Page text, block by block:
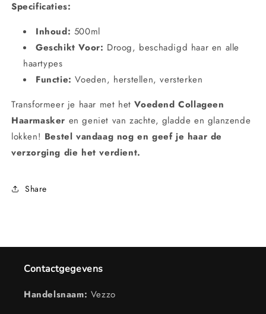
Specificaties:
Inhoud: 500ml
Geschikt Voor: Droog, beschadigd haar en alle
haartypes
Functie: Voeden, herstellen, versterken
Transformeer je haar met hetVoedend Collageen
Haarmasker en geniet van zachte, gladde en glanzende
lokken! Bestel vandaag nog en geef je haar de
verzorging die het verdient.
Share
Contactgegevens
Handelsnaam: Vezzo